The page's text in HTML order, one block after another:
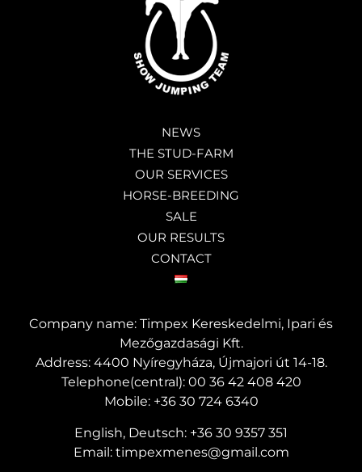
NEWS
THE STUD-FARM
OUR SERVICES
HORSE-BREEDING
SALE
OUR RESULTS
CONTACT
Company name: Timpex Kereskedelmi, Ipari és
Mezőgazdasági Kft.
Address: 4400 Nyíregyháza, Újmajori út 14-18.
Telephone(central): 00 36 42 408 420
Mobile: +36 30 724 6340
English, Deutsch: +36 30 9357 351
Email: timpexmenes@gmail.com